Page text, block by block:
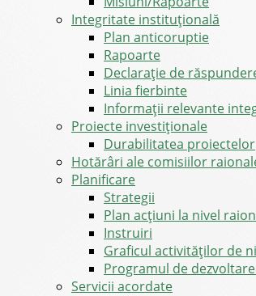
Integritate instituțională
Plan anticoruptie
Rapoarte
Declarație de
Linia fierbinte
Informații relevante
Proiecte investiționale
Durabilitatea proiectelor
Hotărâri ale comisiilor
Planificare
Strategii
Plan acțiuni la nivel
Instruiri
Graficul activităților de
Programul de
Servicii acordate